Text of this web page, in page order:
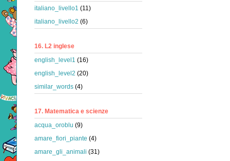
italiano_livello1 (11)
italiano_livello2 (6)
16. L2 inglese
english_level1 (16)
english_level2 (20)
similar_words (4)
17. Matematica e scienze
acqua_oroblu (9)
amare_fiori_piante (4)
amare_gli_animali (31)